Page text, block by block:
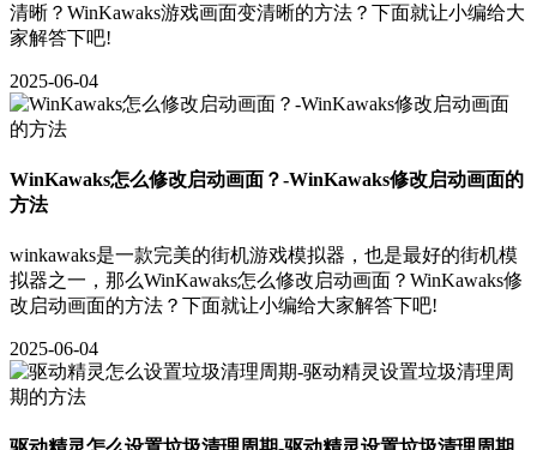
清晰？WinKawaks游戏画面变清晰的方法？下面就让小编给大
家解答下吧!
2025-06-04
WinKawaks怎么修改启动画面？-WinKawaks修改启动画面的
方法
winkawaks是一款完美的街机游戏模拟器，也是最好的街机模
拟器之一，那么WinKawaks怎么修改启动画面？WinKawaks修
改启动画面的方法？下面就让小编给大家解答下吧!
2025-06-04